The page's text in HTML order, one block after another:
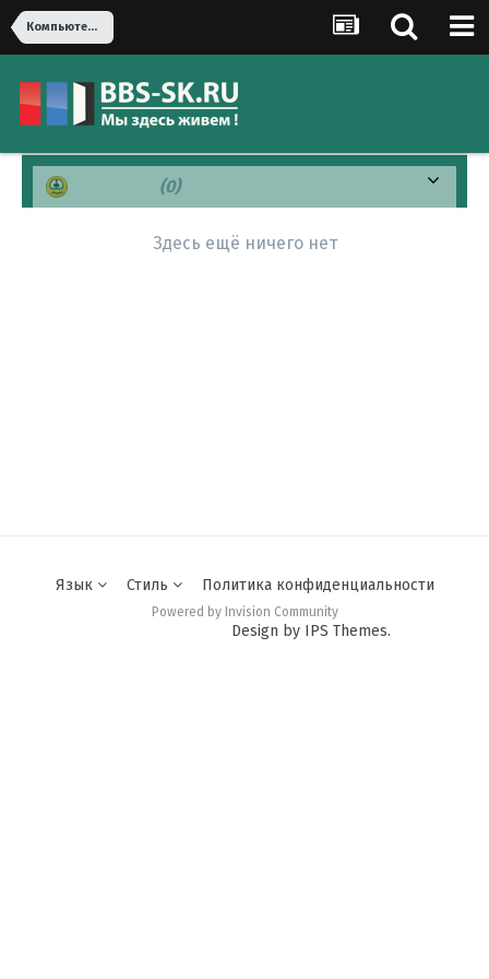
Компьютеры, оргтехника
(0)
Здесь ещё ничего нет
Язык Стиль Политика конфиденциальности
Powered by Invision Community
Design by IPS Themes.